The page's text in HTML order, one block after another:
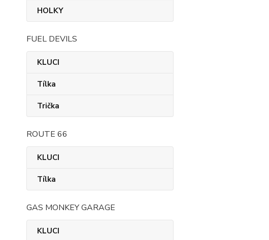
HOLKY
FUEL DEVILS
KLUCI
Tílka
Trička
ROUTE 66
KLUCI
Tílka
GAS MONKEY GARAGE
KLUCI